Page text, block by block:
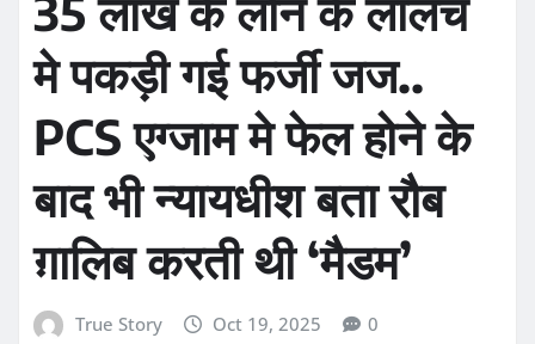
35 लाख के लोन के लालच
मे पकड़ी गई फर्जी जज..
PCS एग्जाम मे फेल होने के
बाद भी न्यायधीश बता रौब
ग़ालिब करती थी ‘मैडम’
True Story Oct 19, 2025 0